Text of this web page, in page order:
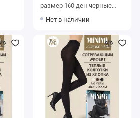
размер 160 ден черные
Нет в наличии